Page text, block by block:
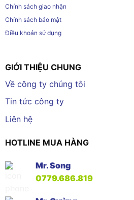
Chính sách giao nhận
Chính sách bảo mật
Điều khoản sử dụng
GIỚI THIỆU CHUNG
Về công ty chúng tôi
Tin tức công ty
Liên hệ
HOTLINE MUA HÀNG
Mr. Song
0779.686.819